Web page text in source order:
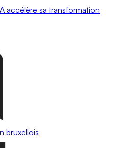
accélère sa transformation
bruxellois